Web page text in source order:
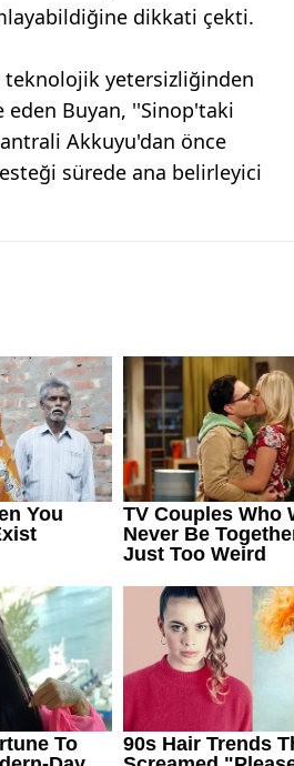
dikkati çekti.
teknolojik yetersizliğinden
eden Buyan, ''Sinop'taki
Akkuyu'dan önce
sürede ana belirleyici